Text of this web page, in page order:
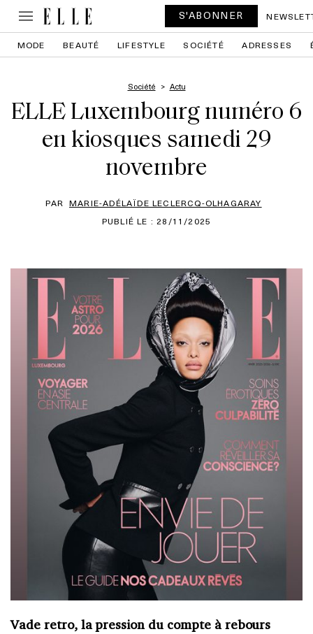
S'ABONNER
MODE BEAUTÉ LIFESTYLE SOCIÉTÉ ADRESSES
Société Actu
ELLE Luxembourg numéro 6
en kiosques samedi 29
novembre
PAR MARIE-ADÉLAÏDE LECLERCQ-OLHAGARAY
PUBLIÉ LE : 28/11/2025
Vade retro, la pression du compte à rebours